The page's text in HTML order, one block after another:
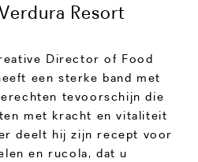
Resort
Director of Food
een sterke band met
tevoorschijn die
met kracht en vitaliteit
deelt hij zijn recept voor
en rucola, dat u